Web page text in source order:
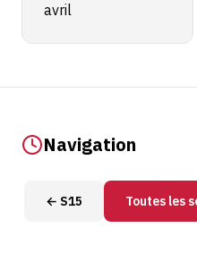
avril
Navigation
← S15 Toutes les